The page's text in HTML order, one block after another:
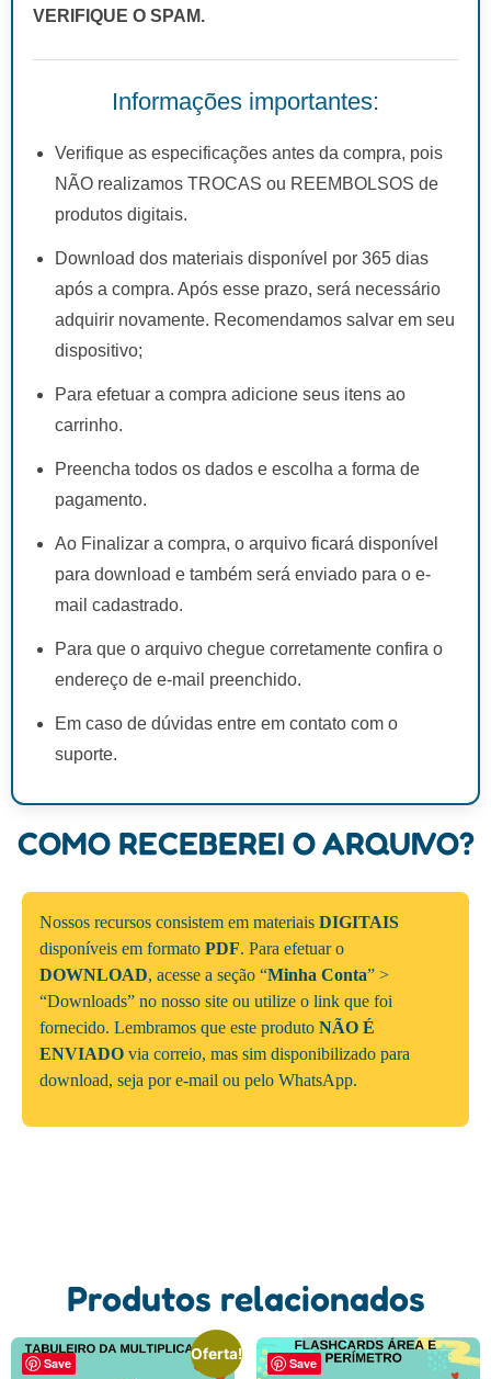
VERIFIQUE O SPAM.
Informações importantes:
Verifique as especificações antes da compra, pois
NÃO realizamos TROCAS ou REEMBOLSOS de
produtos digitais.
Download dos materiais disponível por 365 dias
após a compra. Após esse prazo, será necessário
adquirir novamente. Recomendamos salvar em seu
dispositivo;
Para efetuar a compra adicione seus itens ao
carrinho.
Preencha todos os dados e escolha a forma de
pagamento.
Ao Finalizar a compra, o arquivo ficará disponível
para download e também será enviado para o e-
mail cadastrado.
Para que o arquivo chegue corretamente confira o
endereço de e-mail preenchido.
Em caso de dúvidas entre em contato com o
suporte.
COMO RECEBEREI O ARQUIVO?
Nossos recursos consistem em materiais DIGITAIS
disponíveis em formato PDF. Para efetuar o
DOWNLOAD, acesse a seção “Minha Conta” >
“Downloads” no nosso site ou utilize o link que foi
fornecido. Lembramos que este produto NÃO É
ENVIADO via correio, mas sim disponibilizado para
download, seja por e-mail ou pelo WhatsApp.
Produtos relacionados
Save
Oferta!
Save